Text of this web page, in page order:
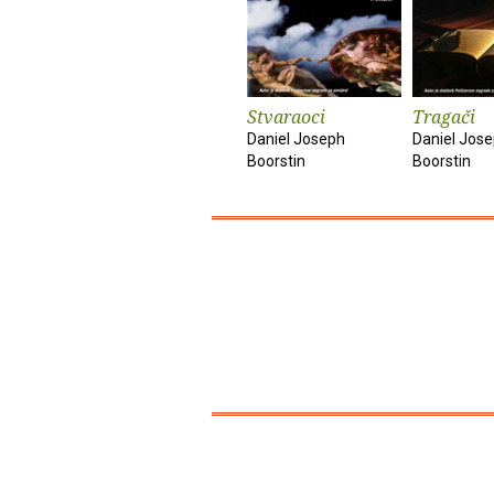
Stvaraoci
Daniel Joseph
Boorstin
Tragači
Daniel
Boorstin